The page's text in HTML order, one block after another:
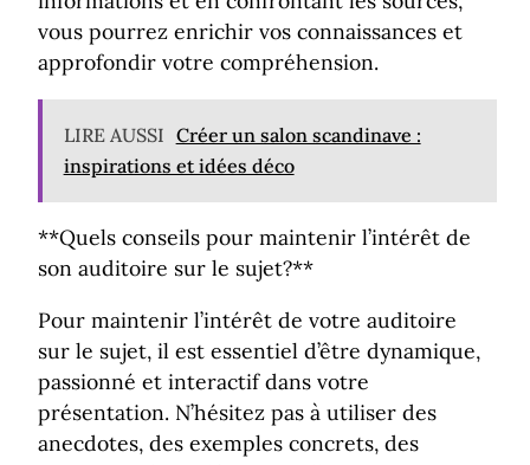
vous pourrez enrichir vos connaissances et
approfondir votre compréhension.
LIRE AUSSI Créer un salon scandinave :
inspirations et idées déco
**Quels conseils pour maintenir l’intérêt de
son auditoire sur le sujet?**
Pour maintenir l’intérêt de votre auditoire
sur le sujet, il est essentiel d’être dynamique,
passionné et interactif dans votre
présentation. N’hésitez pas à utiliser des
anecdotes, des exemples concrets, des